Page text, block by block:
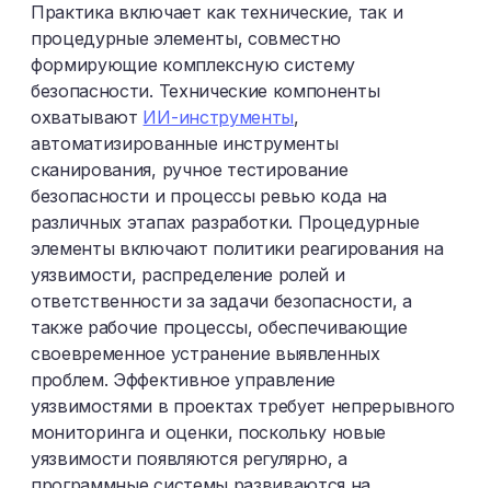
Практика включает как технические, так и
процедурные элементы, совместно
формирующие комплексную систему
безопасности. Технические компоненты
охватывают ИИ-инструменты,
автоматизированные инструменты
сканирования, ручное тестирование
безопасности и процессы ревью кода на
различных этапах разработки. Процедурные
элементы включают политики реагирования на
уязвимости, распределение ролей и
ответственности за задачи безопасности, а
также рабочие процессы, обеспечивающие
своевременное устранение выявленных
проблем. Эффективное управление
уязвимостями в проектах требует непрерывного
мониторинга и оценки, поскольку новые
уязвимости появляются регулярно, а